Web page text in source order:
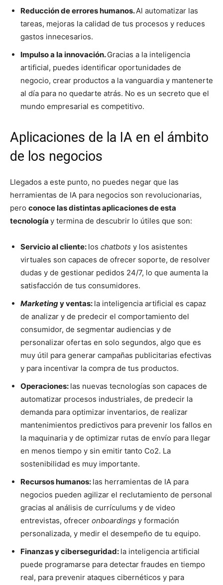
Reducción de errores humanos.Al automatizar las
tareas, mejoras la calidad de tus procesos y reduces
gastos innecesarios.
Impulso a la innovación.Gracias a la inteligencia
artificial, puedes identificar oportunidades de
negocio, crear productos a la vanguardia y mantenerte
al día para no quedarte atrás. No es un secreto que el
mundo empresarial es competitivo.
Aplicaciones de la IA en el ámbito
de los negocios
Llegados a este punto, no puedes negar que las
herramientas de IA para negocios son revolucionarias,
pero conoce las distintas aplicaciones de esta
tecnología y termina de descubrir lo útiles que son:
Servicio al cliente: los chatbots y los asistentes
virtuales son capaces de ofrecer soporte, de resolver
dudas y de gestionar pedidos 24/7, lo que aumenta la
satisfacción de tus consumidores.
Marketingy ventas: la inteligencia artificial es capaz
de analizar y de predecir el comportamiento del
consumidor, de segmentar audiencias y de
personalizar ofertas en solo segundos, algo que es
muy útil para generar campañas publicitarias efectivas
y para incentivar la compra de tus productos.
Operaciones: las nuevas tecnologías son capaces de
automatizar procesos industriales, de predecir la
demanda para optimizar inventarios, de realizar
mantenimientos predictivos para prevenir los fallos en
la maquinaria y de optimizar rutas de envío para llegar
en menos tiempo y sin emitir tanto Co2. La
sostenibilidad es muy importante.
Recursos humanos: las herramientas de IA para
negocios pueden agilizar el reclutamiento de personal
gracias al análisis de currículums y de video
entrevistas, ofrecer onboardings y formación
personalizada, y medir el desempeño de tu equipo.
Finanzas y ciberseguridad: la inteligencia artificial
puede programarse para detectar fraudes en tiempo
real, para prevenir ataques cibernéticos y para